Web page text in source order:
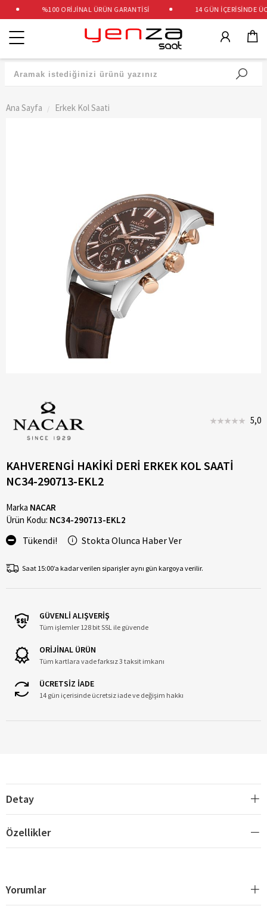
%100 ORİJİNAL ÜRÜN GARANTİSİ 14 GÜN İÇERİSİNDE
Kategoriler
Ana Sayfa Erkek Kol Saati
5,0
KAHVERENGİ HAKİKİ DERİ ERKEK KOL SAATİ
NC34-290713-EKL2
Marka NACAR
Ürün Kodu: NC34-290713-EKL2
Tükendi! Stokta Olunca Haber Ver
Saat 15:00’a kadar verilen siparişler aynı gün kargoya verilir.
GÜVENLİ ALIŞVERİŞ
Tüm işlemler 128 bit SSL ile güvende
ORİJİNAL ÜRÜN
Tüm kartlara vade farksız 3 taksit imkanı
ÜCRETSİZ İADE
14 gün içerisinde ücretsiz iade ve değişim hakkı
Detay
Özellikler
Yorumlar